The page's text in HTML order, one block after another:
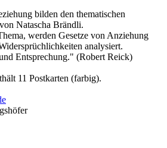
bilden den thematischen
Natascha Brändli.
werden Gesetze von Anziehung
analysiert.
Entsprechung." (Robert Reick)
11 Postkarten (farbig).